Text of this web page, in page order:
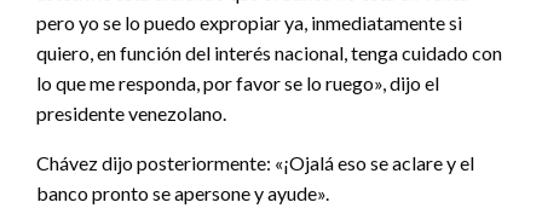
pero yo se lo puedo expropiar ya, inmediatamente si
quiero, en función del interés nacional, tenga cuidado con
lo que me responda, por favor se lo ruego», dijo el
presidente venezolano.
Chávez dijo posteriormente: «¡Ojalá eso se aclare y el
banco pronto se apersone y ayude».